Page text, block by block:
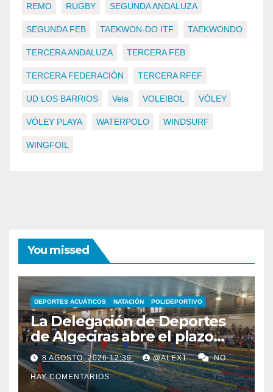
REMO RUGBY SEGUNDA ANDALUZA
SEGUNDA FEB TAEKWON-DO ITF TAEKWONDO
TERCERA ANDALUZA TERCERA FEB
TERCERA FEDERACIÓN TERCERA RFEF
UD LOS BARRIOS Vela VOLEIBOL VÓLEY
VÓLEY PLAYA WATERPOLO WINDSURF
WINGFOIL
You missed
DEPORTES ACUÁTICOS NATACIÓN POLIDEPORTIVO
La Delegación de Deportes
de Algeciras abre el plazo
para los cursos municipales
de natación para todas las
edades
8 AGOSTO, 2026 12:39 @ALEX1 NO
HAY COMENTARIOS